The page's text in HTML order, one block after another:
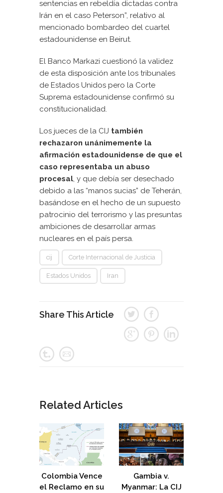
sentencias en rebeldía dictadas contra
Irán en el caso Peterson”, relativo al
mencionado bombardeo del cuartel
estadounidense en Beirut.
El Banco Markazi cuestionó la validez
de esta disposición ante los tribunales
de Estados Unidos pero la Corte
Suprema estadounidense confirmó su
constitucionalidad.
Los jueces de la CIJ también
rechazaron unánimemente la
afirmación estadounidense de que el
caso representaba un abuso
procesal, y que debía ser desechado
debido a las “manos sucias” de Teherán,
basándose en el hecho de un supuesto
patrocinio del terrorismo y las presuntas
ambiciones de desarrollar armas
nucleares en el país persa.
cij Corte Internacional de Justicia
Estados Unidos Iran
Share This Article
Related Articles
Colombia Vence
el Reclamo en su
Gambia v.
Myanmar: La CIJ